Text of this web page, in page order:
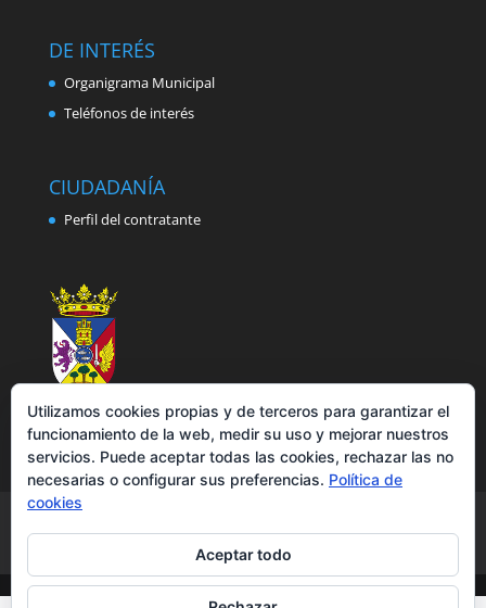
DE INTERÉS
Organigrama Municipal
Teléfonos de interés
CIUDADANÍA
Perfil del contratante
Política de cookies
Accesibilidad
Utilizamos cookies propias y de terceros para garantizar el
funcionamiento de la web, medir su uso y mejorar nuestros
servicios. Puede aceptar todas las cookies, rechazar las no
necesarias o configurar sus preferencias. Política de
cookies
Aceptar todo